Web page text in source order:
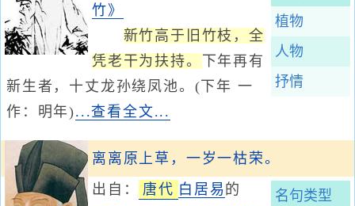
植物
人物
抒情
竹》
新竹高于旧竹枝，全
凭老干为扶持。
下年再有
新生者，十丈龙孙绕凤池。(下年 一
作：明年)...查看全文...
离离原上草，一岁一枯荣。
名句类型
出自： 唐代 白居易 的